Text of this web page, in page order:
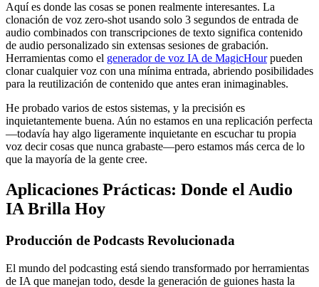
Aquí es donde las cosas se ponen realmente interesantes. La
clonación de voz zero-shot usando solo 3 segundos de entrada de
audio combinados con transcripciones de texto significa contenido
de audio personalizado sin extensas sesiones de grabación.
Herramientas como el generador de voz IA de MagicHourpueden
clonar cualquier voz con una mínima entrada, abriendo posibilidades
para la reutilización de contenido que antes eran inimaginables.
He probado varios de estos sistemas, y la precisión es
inquietantemente buena. Aún no estamos en una replicación perfecta
—todavía hay algo ligeramente inquietante en escuchar tu propia
voz decir cosas que nunca grabaste—pero estamos más cerca de lo
que la mayoría de la gente cree.
Aplicaciones Prácticas: Donde el Audio
IA Brilla Hoy
Producción de Podcasts Revolucionada
El mundo del podcasting está siendo transformado por herramientas
de IA que manejan todo, desde la generación de guiones hasta la